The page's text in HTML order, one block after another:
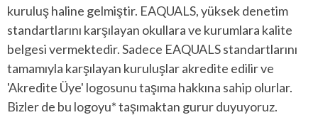
kuruluş haline gelmiştir. EAQUALS, yüksek denetim
standartlarını karşılayan okullara ve kurumlara kalite
belgesi vermektedir. Sadece EAQUALS standartlarını
tamamıyla karşılayan kuruluşlar akredite edilir ve
'Akredite Üye' logosunu taşıma hakkına sahip olurlar.
Bizler de bu logoyu* taşımaktan gurur duyuyoruz.